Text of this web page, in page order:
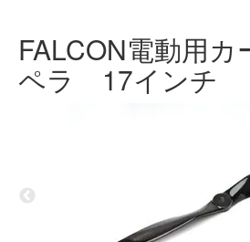
FALCON電動用カ
ペラ 17インチ